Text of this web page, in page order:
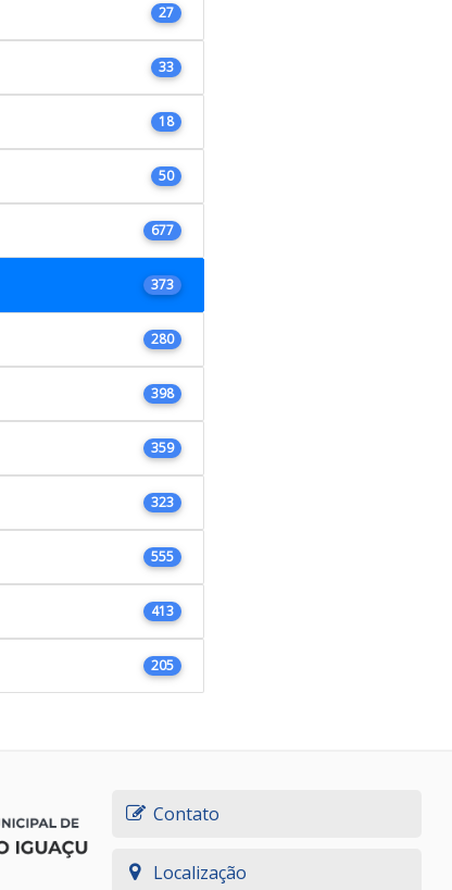
27
33
18
50
677
373
280
398
359
323
555
413
205
Contato
Localização